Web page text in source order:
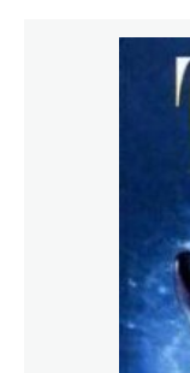
скрываются в